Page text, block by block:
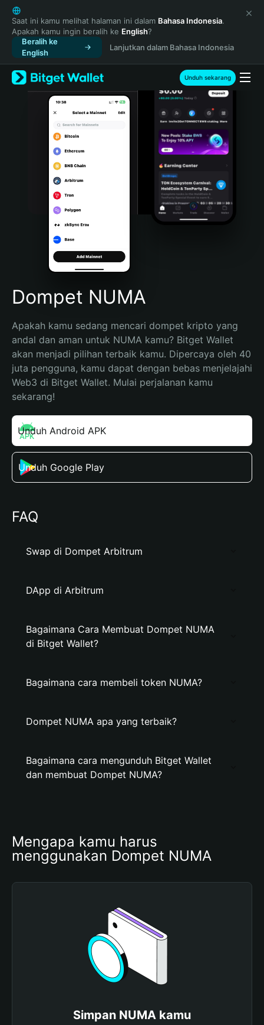
English
日本語
Tiếng Việt
Русский
Español (Latinoamérica)
Türkçe
Italiano
Português (Portugal)
Bahasa Indonesia
Português (Brasil)
Español (Argentina)
Saat ini kamu melihat halaman ini dalam Bahasa Indonesia.
Apakah kamu ingin beralih ke English?
Beralih ke
English
Lanjutkan dalam Bahasa Indonesia
Unduh sekarang
Dompet NUMA
Apakah kamu sedang mencari dompet kripto yang
andal dan aman untuk NUMA kamu? Bitget Wallet
akan menjadi pilihan terbaik kamu. Dipercaya oleh 40
juta pengguna, kamu dapat dengan bebas menjelajahi
Web3 di Bitget Wallet. Mulai perjalanan kamu
sekarang!
Unduh Android APK
Unduh Google Play
FAQ
Swap di Dompet Arbitrum
DApp di Arbitrum
Bagaimana Cara Membuat Dompet NUMA
di Bitget Wallet?
Bagaimana cara membeli token NUMA?
Dompet NUMA apa yang terbaik?
Bagaimana cara mengunduh Bitget Wallet
dan membuat Dompet NUMA?
Mengapa kamu harus
menggunakan Dompet NUMA
Simpan NUMA kamu